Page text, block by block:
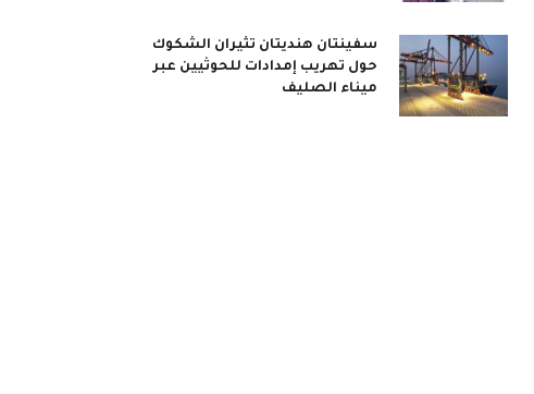
سفينتان هنديتان تثيران الشكوك
حول تهريب إمدادات للحوثيين عبر
ميناء الصليف